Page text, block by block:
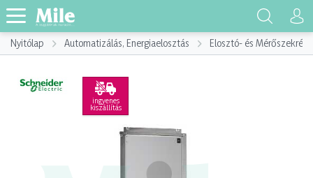
Nyitólap Automatizálás, Energiaelosztás Elosztó- és Mérőszekrény
ingyenes
kiszállítás